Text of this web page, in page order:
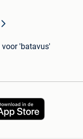
voor 'batavus'